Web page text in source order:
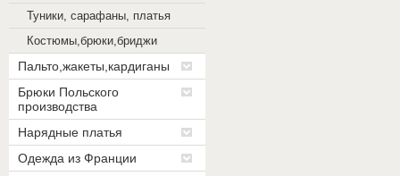
Туники, сарафаны, платья
Костюмы,брюки,бриджи
Пальто,жакеты,кардиганы
Брюки Польского
производства
Нарядные платья
Одежда из Франции